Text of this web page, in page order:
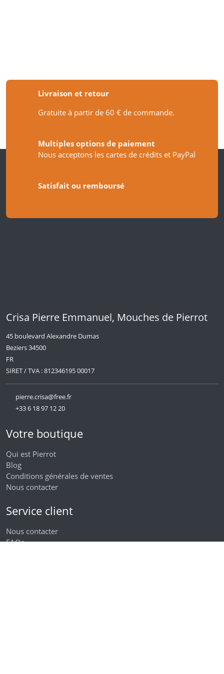
Livraison et retour
Gratuite à partir de 60 € de commande.
Multiples options de paiement
Nous acceptons les cartes de crédits et PayPal
Satisfait ou remboursé
Crisa Pierre Emmanuel, Mouches de Pierrot
45 boulevard Alexandre Dumas
Beziers 34500
FR
SIRET / TVA : 812346195 00017
pierre.crisa@free.fr
+33 6 18 97 12 20
Votre boutique
Qui est Pierrot
Blog
Conditions générales de ventes
Nous contacter
Service client
Nous contacter
FAQs